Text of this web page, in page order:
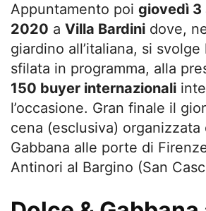
Appuntamento poi giovedì 3
2020 a Villa Bardini dove,
giardino all’italiana, si svolge
sfilata in programma, alla
150 buyer internazionali
l’occasione. Gran finale il
cena (esclusiva) organizzata
Gabbana alle porte di
Antinori al Bargino (San